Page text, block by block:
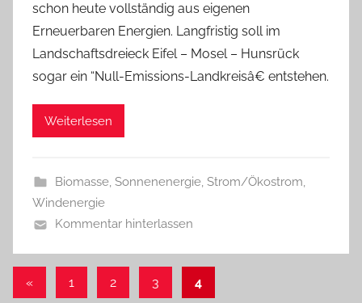
schon heute vollständig aus eigenen
Erneuerbaren Energien. Langfristig soll im
Landschaftsdreieck Eifel – Mosel – Hunsrück
sogar ein “Null-Emissions-Landkreisâ€ entstehen.
Weiterlesen
Biomasse, Sonnenenergie, Strom/Ökostrom,
Windenergie
Kommentar hinterlassen
Beitragsnavigation
«Vorherige
1 2 3 4